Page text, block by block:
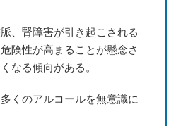
、腎障害が引き起こされる
険性が高まることが懸念さ
なる傾向がある。
くのアルコールを無意識に